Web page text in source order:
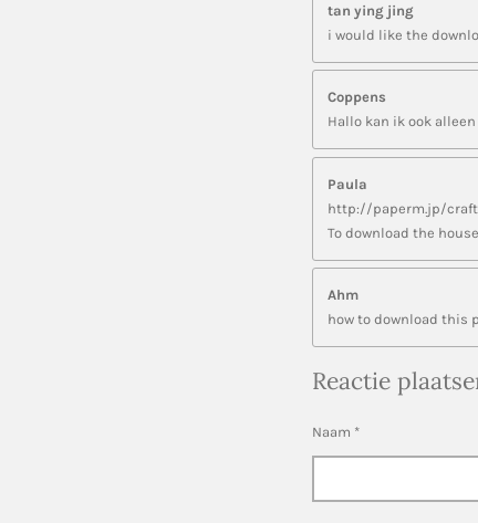
tan ying jing
i would like the
Coppens
Hallo kan ik ook
Paula
http://paperm.jp/
To download the house
Ahm
how to download this
Reactie
Naam *